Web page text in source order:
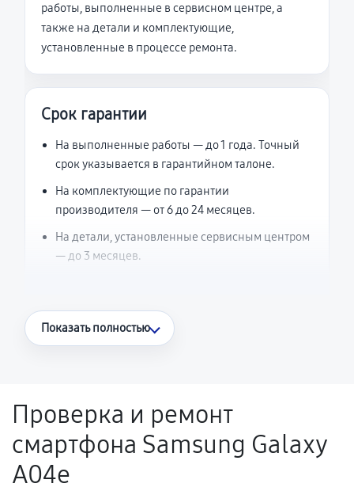
работы, выполненные в сервисном центре, а
также на детали и комплектующие,
установленные в процессе ремонта.
Срок гарантии
На выполненные работы — до 1 года. Точный
срок указывается в гарантийном талоне.
На комплектующие по гарантии
производителя — от 6 до 24 месяцев.
На детали, установленные сервисным центром
— до 3 месяцев.
Что считается гарантийным случаем
Поломка установленной детали при
нормальной эксплуатации в течение
гарантийного срока.
Несоответствие комплектующей заявленным
Показать полностью
Проверка и ремонт
смартфона Samsung Galaxy
A04e